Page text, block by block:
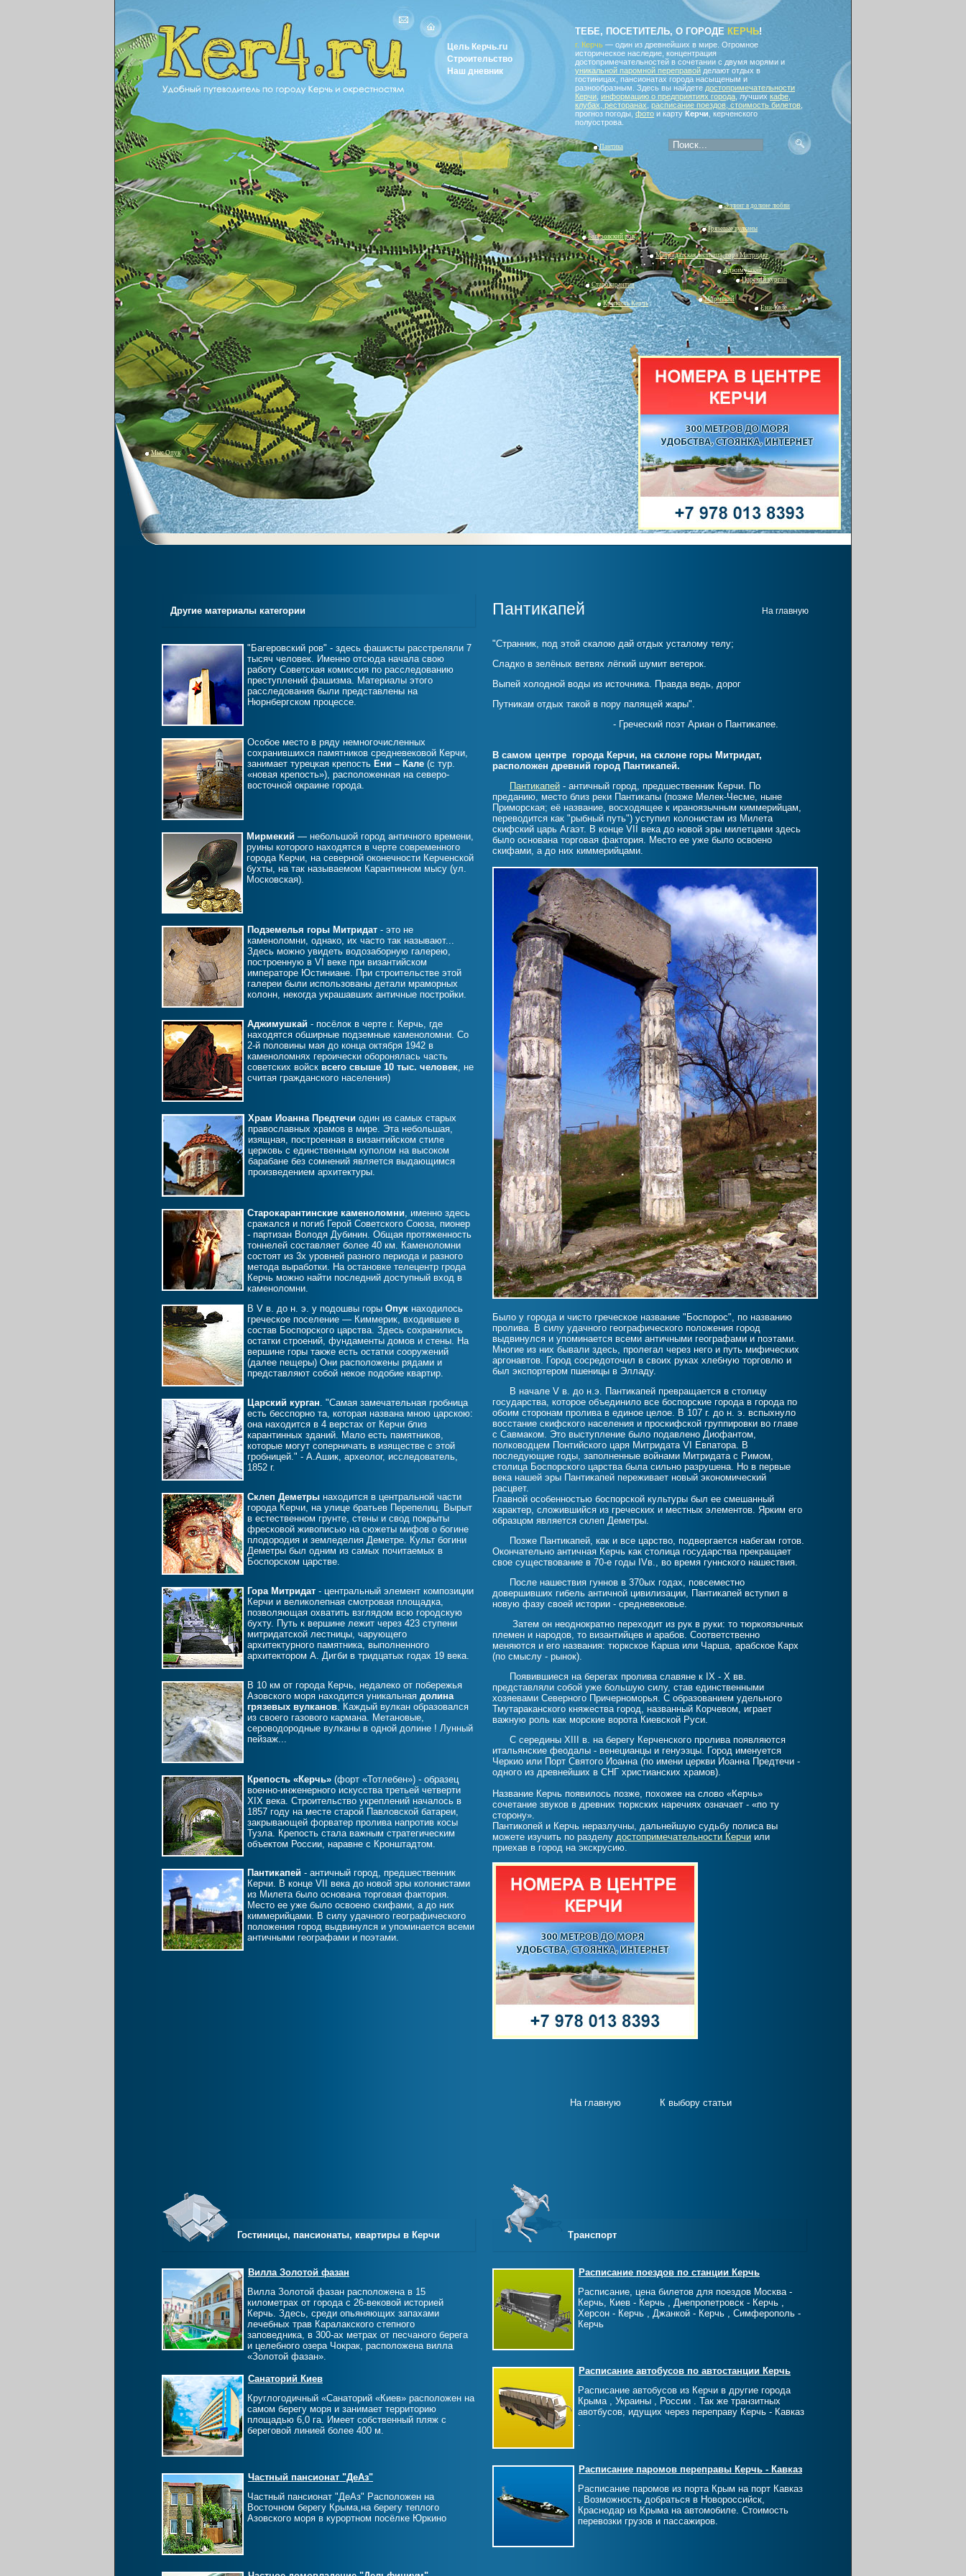
ker4.ru Удобный путеводитель по Керчи и окрестностям
Цель Керчь.ru
Строительство
Наш дневник
ТЕБЕ, ПОСЕТИТЕЛЬ, О ГОРОДЕ КЕРЧЬ!
г. Керчь — один из древнейших в мире. Огромное
историческое наследие, концентрация
достопримечательностей в сочетании с двумя морями и
уникальной паромной переправой делают отдых в
гостиницах, пансионатах города насыщеным и
разнообразным. Здесь вы найдете достопримечательности
Керчи информацию о предприятиях города , лучших кафе,
клубах, ресторанах расписание поездов, стоимость билетов
прогноз погоды, фото и карту Керчи , керченского
полуострова.
Эллинг в долине любви
Багеровский ров
Ени-Кале
Мирмекий
Пантика
Аджимушкай
Старокарантин
Мыс Опук
Царский курган
Митридатская лестница, гора Митридат
Грязевые вулканы
Крепость Керчь
Другие материалы категории
"Багеровский ров" - здесь фашисты расстреляли 7
тысяч человек. Именно отсюда начала свою
работу Советская комиссия по расследованию
преступлений фашизма. Материалы этого
расследования были представлены на
Нюрнбергском процессе.
Особое место в ряду немногочисленных
сохранившихся памятников средневековой Керчи,
занимает турецкая крепость Ени – Кале (с тур.
«новая крепость»), расположенная на северо-
восточной окраине города.
Мирмекий — небольшой город античного времени,
руины которого находятся в черте современного
города Керчи, на северной оконечности Керченской
бухты, на так называемом Карантинном мысу (ул.
Московская).
Подземелья горы Митридат - это не
каменоломни, однако, их часто так называют...
Здесь можно увидеть водозаборную галерею,
построенную в VI веке при византийском
императоре Юстиниане. При строительстве этой
галереи были использованы детали мраморных
колонн, некогда украшавших античные постройки.
Аджимушкай - посёлок в черте г. Керчь, где
находятся обширные подземные каменоломни. Со
2-й половины мая до конца октября 1942 в
каменоломнях героически оборонялась часть
советских войск всего свыше 10 тыс. человек, не
считая гражданского населения)
Храм Иоанна Предтечи один из самых старых
православных храмов в мире. Эта небольшая,
изящная, построенная в византийском стиле
церковь с единственным куполом на высоком
барабане без сомнений является выдающимся
произведением архитектуры.
Старокарантинские каменоломни, именно здесь
сражался и погиб Герой Советского Союза, пионер
- партизан Володя Дубинин. Общая протяженность
тоннелей составляет более 40 км. Каменоломни
состоят из 3х уровней разного периода и разного
метода выработки. На остановке телецентр грода
Керчь можно найти последний доступный вход в
каменоломни.
В V в. до н. э. у подошвы горы Опук находилось
греческое поселение — Киммерик, входившее в
состав Боспорского царства. Здесь сохранились
остатки строений, фундаменты домов и стены. На
вершине горы также есть остатки сооружений
(далее пещеры) Они расположены рядами и
представляют собой некое подобие квартир.
Царский курган. "Самая замечательная гробница
есть бесспорно та, которая названа мною царскою:
она находится в 4 верстах от Керчи близ
карантинных зданий. Мало есть памятников,
которые могут соперничать в изяществе с этой
гробницей." - А.Ашик, археолог, исследователь,
1852 г.
Склеп Деметры находится в центральной части
города Керчи, на улице братьев Перепелиц. Вырыт
в естественном грунте, стены и свод покрыты
фресковой живописью на сюжеты мифов о богине
плодородия и земледелия Деметре. Культ богини
Деметры был одним из самых почитаемых в
Боспорском царстве.
Гора Митридат - центральный элемент композиции
Керчи и великолепная смотровая площадка,
позволяющая охватить взглядом всю городскую
бухту. Путь к вершине лежит через 423 ступени
митридатской лестницы, чарующего
архитектурного памятника, выполненного
архитектором А. Дигби в тридцатых годах 19 века.
В 10 км от города Керчь, недалеко от побережья
Азовского моря находится уникальная долина
грязевых вулканов. Каждый вулкан образовался
из своего газового кармана. Метановые,
сероводородные вулканы в одной долине ! Лунный
пейзаж...
Крепость «Керчь» (форт «Тотлебен») - образец
военно-инженерного искусства третьей четверти
XIX века. Строительство укреплений началось в
1857 году на месте старой Павловской батареи,
закрывающей форватер пролива напротив косы
Тузла. Крепость стала важным стратегическим
объектом России, наравне с Кронштадтом.
Пантикапей - античный город, предшественник
Керчи. В конце VII века до новой эры колонистами
из Милета было основана торговая фактория.
Место ее уже было освоено скифами, а до них
киммерийцами. В силу удачного географического
положения город выдвинулся и упоминается всеми
античными географами и поэтами.
Пантикапей На главную
"Странник, под этой скалою дай отдых усталому телу;
Сладко в зелёных ветвях лёгкий шумит ветерок.
Выпей холодной воды из источника. Правда ведь, дорог
Путникам отдых такой в пору палящей жары".
- Греческий поэт Ариан о Пантикапее.
В самом центре города Керчи, на склоне горы Митридат,
расположен древний город Пантикапей.
Пантикапей - античный город, предшественник Керчи. По
преданию, место близ реки Пантикапы (позже Мелек-Чесме, ныне
Приморская; её название, восходящее к ираноязычным киммерийцам,
переводится как "рыбный путь") уступил колонистам из Милета
скифский царь Агаэт. В конце VII века до новой эры милетцами здесь
было основана торговая фактория. Место ее уже было освоено
скифами, а до них киммерийцами.
Было у города и чисто греческое название "Боспорос", по названию
пролива. В силу удачного географического положения город
выдвинулся и упоминается всеми античными географами и поэтами.
Многие из них бывали здесь, пролегал через него и путь мифических
аргонавтов. Город сосредоточил в своих руках хлебную торговлю и
был экспортером пшеницы в Элладу.
В начале V в. до н.э. Пантикапей превращается в столицу
государства, которое объединило все боспорские города в города по
обоим сторонам пролива в единое целое. В 107 г. до н. э. вспыхнуло
восстание скифского населения и проскифской группировки во главе
с Савмаком. Это выступление было подавлено Диофантом,
полководцем Понтийского царя Митридата VI Евпатора. В
последующие годы, заполненные войнами Митридата с Римом,
столица Боспорского царства была сильно разрушена. Но в первые
века нашей эры Пантикапей переживает новый экономический
расцвет.
Главной особенностью боспорской культуры был ее смешанный
характер, сложившийся из греческих и местных элементов. Ярким его
образцом является склеп Деметры.
Позже Пантикапей, как и все царство, подвергается набегам готов.
Окончательно античная Керчь как столица государства прекращает
свое существование в 70-е годы IVв., во время гуннского нашествия.
После нашествия гуннов в 370ых годах, повсеместно
довершивших гибель античной цивилизации, Пантикапей вступил в
новую фазу своей истории - средневековье.
Затем он неоднократно переходит из рук в руки: то тюркоязычных
племен и народов, то византийцев и арабов. Соответственно
меняются и его названия: тюркское Карша или Чарша, арабское Карх
(по смыслу - рынок).
Появившиеся на берегах пролива славяне к IX - X вв.
представляли собой уже большую силу, став единственными
хозяевами Северного Причерноморья. С образованием удельного
Тмутараканского княжества город, названный Корчевом, играет
важную роль как морские ворота Киевской Руси.
С середины XIII в. на берегу Керченского пролива появляются
итальянские феодалы - венецианцы и генуэзцы. Город именуется
Черкио или Порт Святого Иоанна (по имени церкви Иоанна Предтечи -
одного из древнейших в СНГ христианских храмов).
Название Керчь появилось позже, похожее на слово «Керчь»
сочетание звуков в древних тюркских наречиях означает - «по ту
сторону».
Пантикопей и Керчь неразлучны, дальнейшую судьбу полиса вы
можете изучить по разделу достопримечательности Керчи или
приехав в город на экскрусию.
На главную К выбору статьи
Гостиницы, пансионаты, квартиры в Керчи
Вилла Золотой фазан
Вилла Золотой фазан расположена в 15
километрах от города с 26-вековой историей
Керчь. Здесь, среди опьяняющих запахами
лечебных трав Каралакского степного
заповедника, в 300-ах метрах от песчаного берега
и целебного озера Чокрак, расположена вилла
«Золотой фазан».
Санаторий Киев
Круглогодичный «Санаторий «Киев» расположен на
самом берегу моря и занимает территорию
площадью 6,0 га. Имеет собственный пляж с
береговой линией более 400 м.
Частный пансионат "ДеАз"
Частный пансионат "ДеАз" Расположен на
Восточном берегу Крыма,на берегу теплого
Азовского моря в курортном посёлке Юркино
Транспорт
Расписание поездов по станции Керчь
Расписание, цена билетов для поездов Москва -
Керчь, Киев - Керчь , Днепропетровск - Керчь ,
Херсон - Керчь , Джанкой - Керчь , Симферополь -
Керчь
Расписание автобусов по автостанции Керчь
Расписание автобусов из Керчи в другие города
Крыма , Украины , России . Так же транзитных
авотбусов, идущих через переправу Керчь - Кавказ
.
Расписание паромов переправы Керчь - Кавказ
Расписание паромов из порта Крым на порт Кавказ
. Возможность добраться в Новороссийск,
Краснодар из Крыма на автомобиле. Стоимость
перевозки грузов и пассажиров.